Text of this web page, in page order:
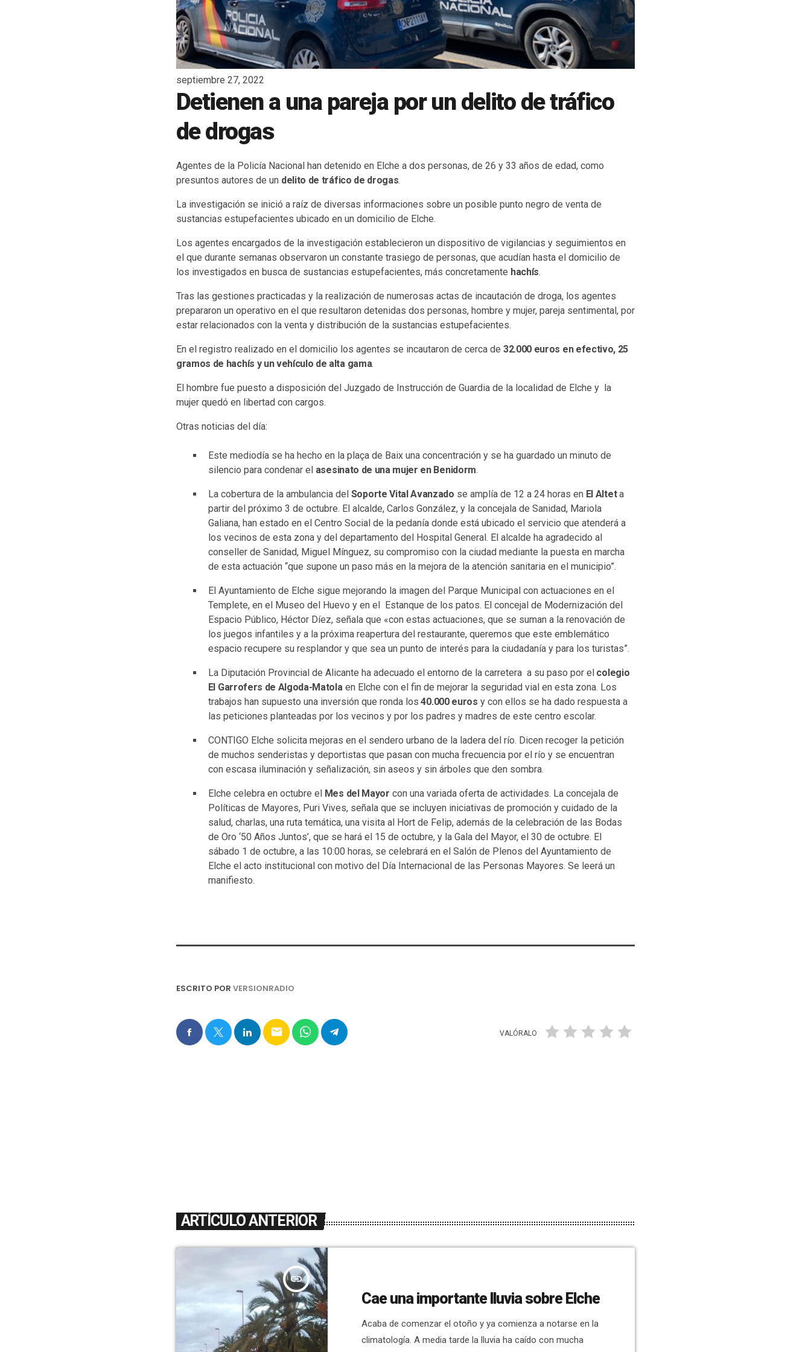
septiembre 27, 2022
Detienen a una pareja por un delito de tráfico
de drogas
Agentes de la Policía Nacional han detenido en Elche a dos personas, de 26 y 33 años de edad, como
presuntos autores de un delito de tráfico de drogas.
La investigación se inició a raíz de diversas informaciones sobre un posible punto negro de venta de
sustancias estupefacientes ubicado en un domicilio de Elche.
Los agentes encargados de la investigación establecieron un dispositivo de vigilancias y seguimientos en
el que durante semanas observaron un constante trasiego de personas, que acudían hasta el domicilio de
los investigados en busca de sustancias estupefacientes, más concretamente hachís.
Tras las gestiones practicadas y la realización de numerosas actas de incautación de droga, los agentes
prepararon un operativo en el que resultaron detenidas dos personas, hombre y mujer, pareja sentimental, por
estar relacionados con la venta y distribución de la sustancias estupefacientes.
En el registro realizado en el domicilio los agentes se incautaron de cerca de 32.000 euros en efectivo, 25
gramos de hachís y un vehículo de alta gama.
El hombre fue puesto a disposición del Juzgado de Instrucción de Guardia de la localidad de Elche y la
mujer quedó en libertad con cargos.
Otras noticias del día:
Este mediodía se ha hecho en la plaça de Baix una concentración y se ha guardado un minuto de
silencio para condenar el asesinato de una mujer en Benidorm.
La cobertura de la ambulancia del Soporte Vital Avanzado se amplía de 12 a 24 horas en El Alteta
partir del próximo 3 de octubre. El alcalde, Carlos González, y la concejala de Sanidad, Mariola
Galiana, han estado en el Centro Social de la pedanía donde está ubicado el servicio que atenderá a
los vecinos de esta zona y del departamento del Hospital General. El alcalde ha agradecido al
conseller de Sanidad, Miguel Mínguez, su compromiso con la ciudad mediante la puesta en marcha
de esta actuación “que supone un paso más en la mejora de la atención sanitaria en el municipio”.
El Ayuntamiento de Elche sigue mejorando la imagen del Parque Municipal con actuaciones en el
Templete, en el Museo del Huevo y en el Estanque de los patos. El concejal de Modernización del
Espacio Público, Héctor Díez, señala que «con estas actuaciones, que se suman a la renovación de
los juegos infantiles y a la próxima reapertura del restaurante, queremos que este emblemático
espacio recupere su resplandor y que sea un punto de interés para la ciudadanía y para los turistas”.
La Diputación Provincial de Alicante ha adecuado el entorno de la carretera a su paso por elcolegio
El Garrofers de Algoda-Matola en Elche con el fin de mejorar la seguridad vial en esta zona. Los
trabajos han supuesto una inversión que ronda los 40.000 euros y con ellos se ha dado respuesta a
las peticiones planteadas por los vecinos y por los padres y madres de este centro escolar.
CONTIGO Elche solicita mejoras en el sendero urbano de la ladera del río. Dicen recoger la petición
de muchos senderistas y deportistas que pasan con mucha frecuencia por el río y se encuentran
con escasa iluminación y señalización, sin aseos y sin árboles que den sombra.
Elche celebra en octubre el Mes del Mayor con una variada oferta de actividades. La concejala de
Políticas de Mayores, Puri Vives, señala que se incluyen iniciativas de promoción y cuidado de la
salud, charlas, una ruta temática, una visita al Hort de Felip, además de la celebración de las Bodas
de Oro ‘50 Años Juntos’, que se hará el 15 de octubre, y la Gala del Mayor, el 30 de octubre. El
sábado 1 de octubre, a las 10:00 horas, se celebrará en el Salón de Plenos del Ayuntamiento de
Elche el acto institucional con motivo del Día Internacional de las Personas Mayores. Se leerá un
manifiesto.
ESCRITO POR VERSIONRADIO
email VALÓRALO
ARTÍCULO ANTERIOR
insert_link
Cae una importante lluvia sobre Elche
Acaba de comenzar el otoño y ya comienza a notarse en la
climatología. A media tarde la lluvia ha caído con mucha